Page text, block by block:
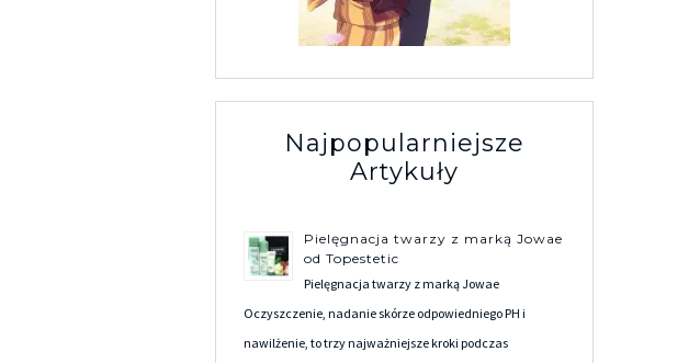
Najpopularniejsze
Artykuły
Pielęgnacja twarzy z marką Jowae
od Topestetic
Pielęgnacja twarzy z marką Jowae
Oczyszczenie, nadanie skórze odpowiedniego PH i
nawilżenie, to trzy najważniejsze kroki podczas